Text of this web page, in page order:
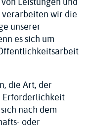
verarbeiten wir die
unserer
es sich um
die Art, der
Erforderlichkeit
nach dem
oder